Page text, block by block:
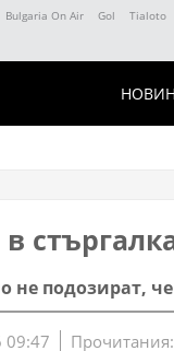
Bulgaria On Air Gol Tialoto
подозират,
09:47